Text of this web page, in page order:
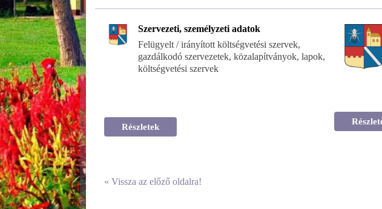
Szervezeti, személyzeti adatok
Felügyelt / irányított költségvetési szervek,
gazdálkodó szervezetek, közalapítványok, lapok,
költségvetési szervek
Részletek
« Vissza az előző oldalra!